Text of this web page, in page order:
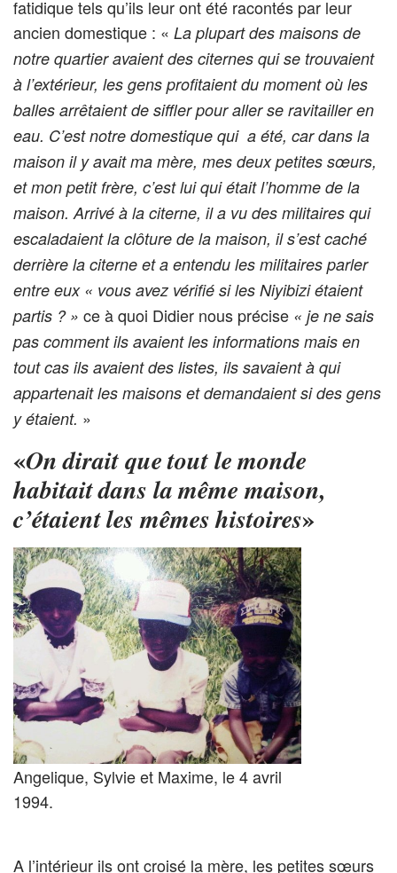
fatidique tels qu’ils leur ont été racontés par leur
ancien domestique : « La plupart des maisons de
notre quartier avaient des citernes qui se trouvaient
à l’extérieur, les gens profitaient du moment où les
balles arrêtaient de siffler pour aller se ravitailler en
eau. C’est notre domestique qui a été, car dans la
maison il y avait ma mère, mes deux petites sœurs,
et mon petit frère, c’est lui qui était l’homme de la
maison. Arrivé à la citerne, il a vu des militaires qui
escaladaient la clôture de la maison, il s’est caché
derrière la citerne et a entendu les militaires parler
entre eux « vous avez vérifié si les Niyibizi étaient
partis ? » ce à quoi Didier nous précise « je ne sais
pas comment ils avaient les informations mais en
tout cas ils avaient des listes, ils savaient à qui
appartenait les maisons et demandaient si des gens
y étaient. »
«On dirait que tout le monde
habitait dans la même maison,
c’étaient les mêmes histoires»
Angelique, Sylvie et Maxime, le 4 avril
1994.
A l’intérieur ils ont croisé la mère, les petites sœurs